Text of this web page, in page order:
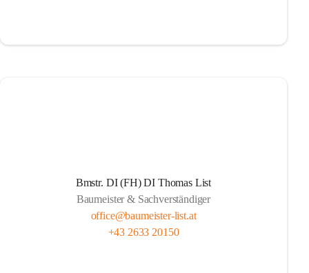
Bmstr. DI (FH) DI Thomas List
Baumeister & Sachverständiger
office@baumeister-list.at
+43 2633 20150